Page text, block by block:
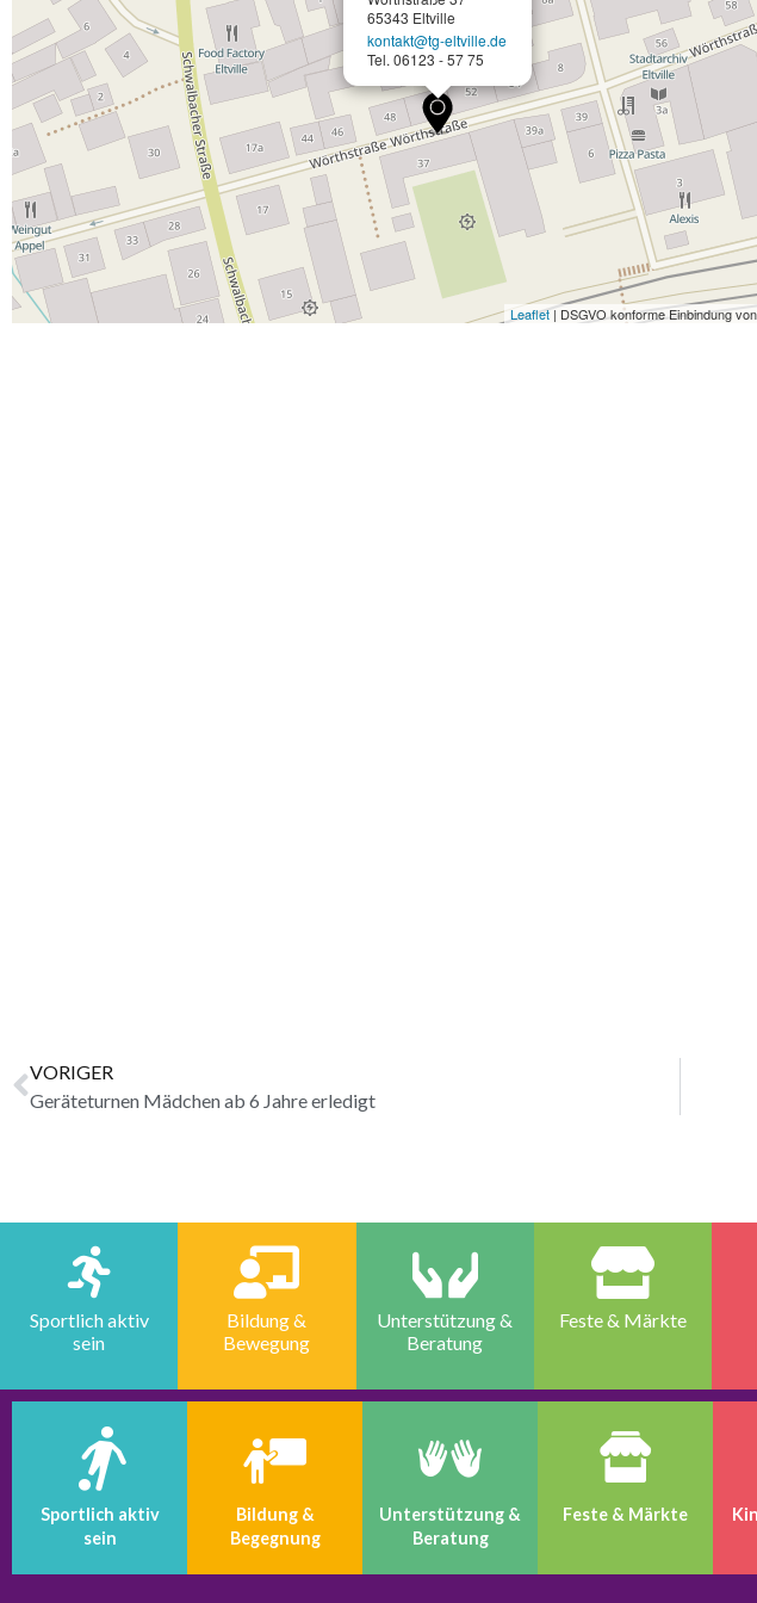
65343 Eltville
kontakt@tg-eltville.de
Tel. 06123 - 57 75
Leaflet| DSGVO konforme Einbindung
VORIGER
Geräteturnen Mädchen ab 6 Jahre erledigt
Sportlich aktiv
sein
Bildung &
Bewegung
Unterstützung &
Beratung
Feste & Märkte
Sportlich aktiv
sein
Bildung &
Begegnung
Unterstützung &
Beratung
Feste & Märkte